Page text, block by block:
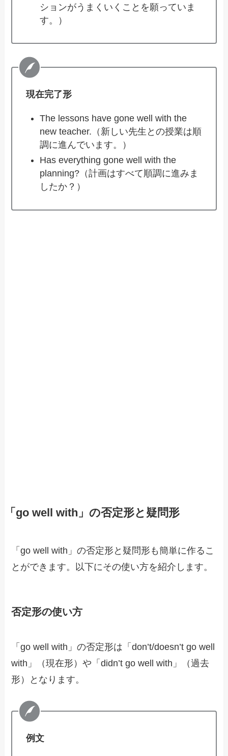
ションがうまくいくことを願っていま
す。）
現在完了形
The lessons have gone well with the
new teacher.（新しい先生との授業は順
調に進んでいます。）
Has everything gone well with the
planning?（計画はすべて順調に進みま
したか？）
「go well with」の否定形と疑問形
「go well with」の否定形と疑問形も簡単に作るこ
とができます。以下にその使い方を紹介します。
否定形の使い方
「go well with」の否定形は「don’t/doesn’t go well
with」（現在形）や「didn’t go well with」（過去
形）となります。
例文